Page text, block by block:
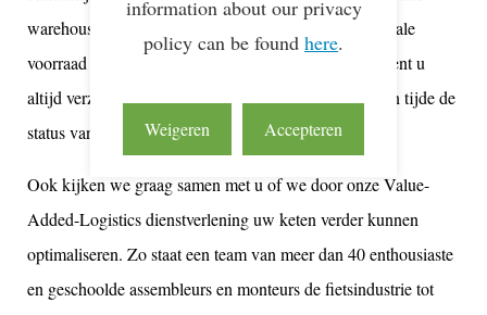
warehousing diensten. Daarmee kunnen we de uw totale
voorraad managen. Door ons up-to-date warehouse bent u
altijd verzekerd van een goed beheer en kunt u te allen tijde de
status van uw voorraad inzien.
Ook kijken we graag samen met u of we door onze Value-
Added-Logistics dienstverlening uw keten verder kunnen
optimaliseren. Zo staat een team van meer dan 40 enthousiaste
en geschoolde assembleurs en monteurs de fietsindustrie tot
information about our privacy
policy can be found here.
Weigeren Accepteren